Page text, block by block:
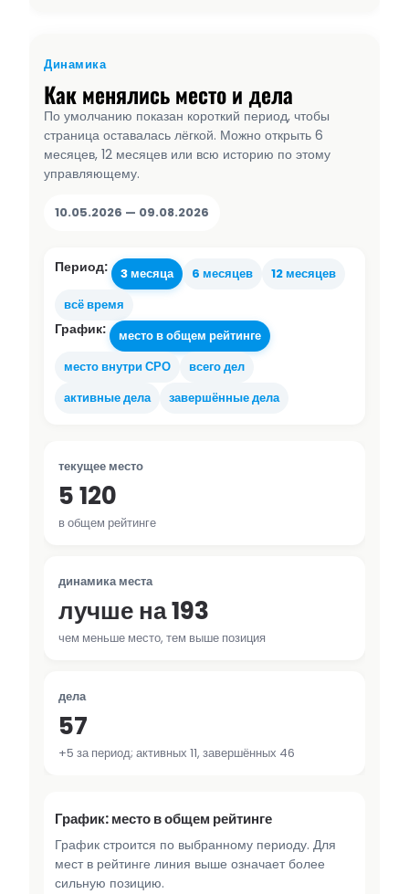
Динамика
Как менялись место и дела
По умолчанию показан короткий период, чтобы
страница оставалась лёгкой. Можно открыть 6
месяцев, 12 месяцев или всю историю по этому
управляющему.
10.05.2026 — 09.08.2026
Период: 3 месяца 6 месяцев
12 месяцев
всё время
График:
место в общем рейтинге
место внутри СРО
всего дел
активные дела
завершённые дела
текущее место
5 120
в общем рейтинге
динамика места
лучше на 193
чем меньше место, тем выше позиция
дела
57
+5 за период; активных 11, завершённых 46
График: место в общем рейтинге
График строится по выбранному периоду. Для
мест в рейтинге линия выше означает более
сильную позицию.